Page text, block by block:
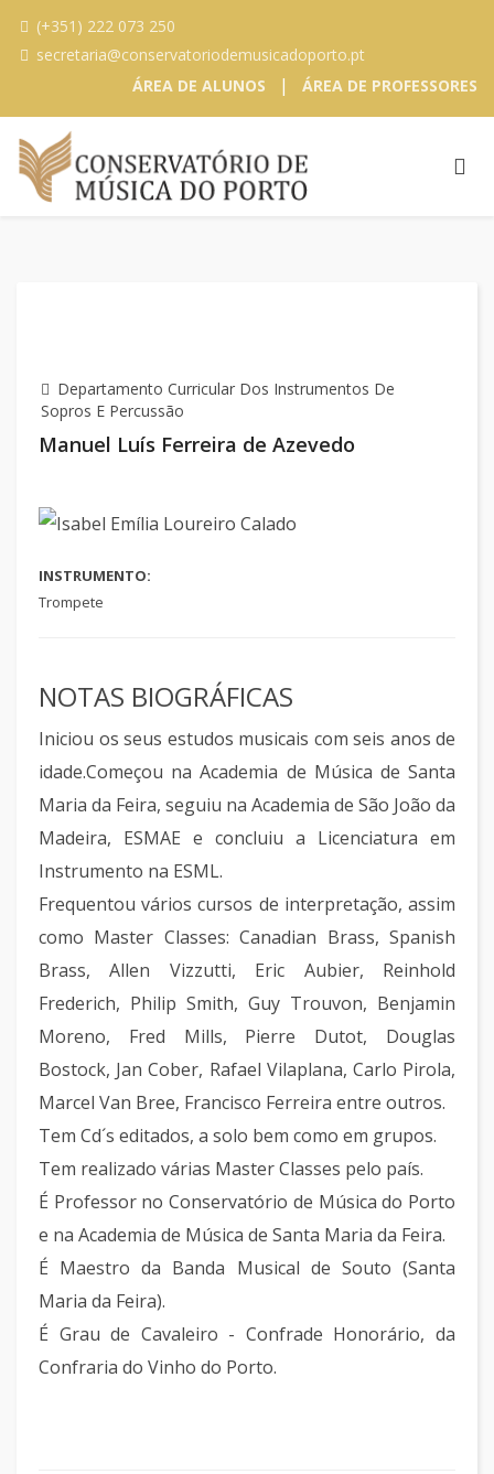
(+351) 222 073 250
secretaria@conservatoriodemusicadoporto.pt
ÁREA DE ALUNOS
| ÁREA DE PROFESSORES
Departamento Curricular Dos Instrumentos De
Sopros E Percussão
Manuel Luís Ferreira de Azevedo
INSTRUMENTO:
Trompete
NOTAS BIOGRÁFICAS
Iniciou os seus estudos musicais com seis anos de
idade.Começou na Academia de Música de Santa
Maria da Feira, seguiu na Academia de São João da
Madeira, ESMAE e concluiu a Licenciatura em
Instrumento na ESML.
Frequentou vários cursos de interpretação, assim
como Master Classes: Canadian Brass, Spanish
Brass, Allen Vizzutti, Eric Aubier, Reinhold
Frederich, Philip Smith, Guy Trouvon, Benjamin
Moreno, Fred Mills, Pierre Dutot, Douglas
Bostock, Jan Cober, Rafael Vilaplana, Carlo Pirola,
Marcel Van Bree, Francisco Ferreira entre outros.
Tem Cd´s editados, a solo bem como em grupos.
Tem realizado várias Master Classes pelo país.
É Professor no Conservatório de Música do Porto
e na Academia de Música de Santa Maria da Feira.
É Maestro da Banda Musical de Souto (Santa
Maria da Feira).
É Grau de Cavaleiro - Confrade Honorário, da
Confraria do Vinho do Porto.